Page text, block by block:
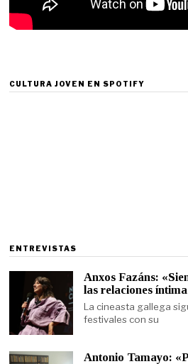
CULTURA JOVEN EN SPOTIFY
ENTREVISTAS
Anxos Fazáns:
las relaciones
La cineasta gallega
festivales con su
Antonio Tamayo: